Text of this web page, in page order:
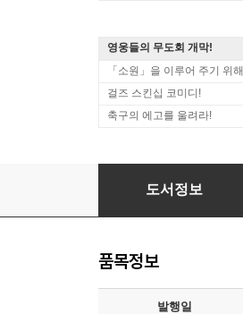
영웅들의 무도회 개막!
「소원」을 이루어 주기 위해
걸즈 스킨십 코미디!
축구의 에고를 울려라!
악역 영애 안의 사람
도서정보
품목정보
발행일